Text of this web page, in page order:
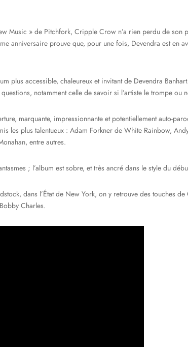
Music » de Pitchfork, Cripple Crow n’a rien perdu de son
anniversaire prouve que, pour une fois, Devendra est en
plus accessible, chaleureux et invitant de Devendra
notamment celle de savoir si l’artiste le trompe ou
marquante, impressionnante et potentiellement auto-
les plus talentueux : Adam Forkner de White Rainbow,
entre autres.
; l’album est sobre, et très ancré dans le style du
dans l’État de New York, on y retrouve des touches
Charles.